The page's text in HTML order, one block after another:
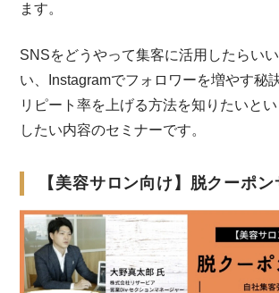
ます。
SNSをどうやって集客に活用したらい
い、Instagramでフォロワーを増やす秘
リピート率を上げる方法を知りたいと
したい内容のセミナーです。
【美容サロン向け】脱クーポン